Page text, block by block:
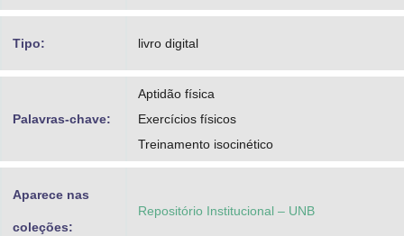
Tipo: livro digital
Palavras-chave:
Aptidão física
Exercícios físicos
Treinamento isocinético
Aparece nas
coleções:
Repositório Institucional – UNB